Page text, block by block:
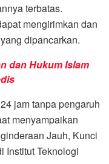
terbatas.
mengirimkan dan
dipancarkan.
dan Hukum Islam
jam tanpa pengaruh
menyampaikan
Jauh, Kunci
Institut Teknologi